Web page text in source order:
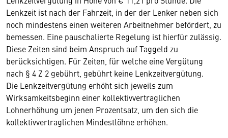
Lenkzeit ist nach der Fahrzeit, in der der Lenker neben sich
noch mindestens einen weiteren Arbeitnehmer befördert, zu
bemessen. Eine pauschalierte Regelung ist hierfür zulässig.
Diese Zeiten sind beim Anspruch auf Taggeld zu
berücksichtigen. Für Zeiten, für welche eine Vergütung
nach § 4 Z 2 gebührt, gebührt keine Lenkzeitvergütung.
Die Lenkzeitvergütung erhöht sich jeweils zum
Wirksamkeitsbeginn einer kollektivvertraglichen
Lohnerhöhung um jenen Prozentsatz, um den sich die
kollektivvertraglichen Mindestlöhne erhöhen.